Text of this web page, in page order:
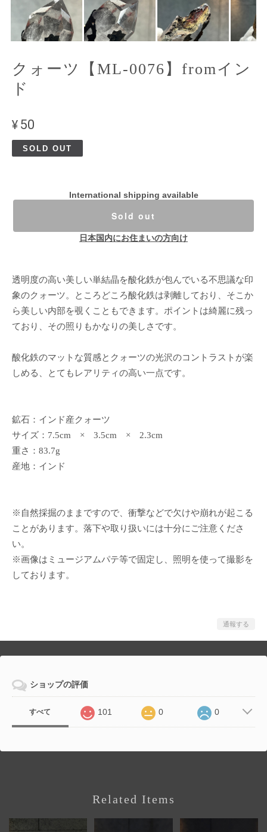
クォーツ【ML-0076】fromイン
ド
¥50
SOLD OUT
International shipping available
Sold out
日本国内にお住まいの方向け
透明度の高い美しい単結晶を酸化鉄が包んでいる不思議な印
象のクォーツ。ところどころ酸化鉄は剥離しており、そこか
ら美しい内部を覗くこともできます。ポイントは綺麗に残っ
ており、その照りもかなりの美しさです。
酸化鉄のマットな質感とクォーツの光沢のコントラストが楽
しめる、とてもレアリティの高い一点です。
鉱石：インド産クォーツ
サイズ：7.5cm × 3.5cm × 2.3cm
重さ：83.7g
産地：インド
※自然採掘のままですので、衝撃などで欠けや崩れが起こる
ことがあります。落下や取り扱いには十分にご注意くださ
い。
※画像はミュージアムパテ等で固定し、照明を使って撮影を
しております。
通報する
ショップの評価
すべて 101 0 0
Related Items